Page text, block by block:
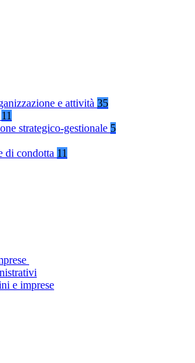
e attività 35
11
strategico-gestionale 5
di condotta 11
e imprese